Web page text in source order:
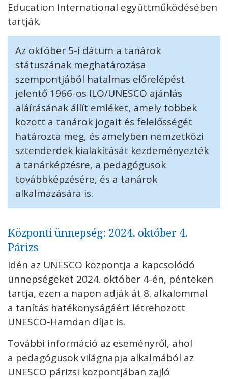
Education International együttműködésében
tartják.
Az október 5-i dátum a tanárok
státuszának meghatározása
szempontjából hatalmas előrelépést
jelentő 1966-os ILO/UNESCO ajánlás
aláírásának állít emléket, amely többek
között a tanárok jogait és felelősségét
határozta meg, és amelyben nemzetközi
sztenderdek kialakítását kezdeményezték
a tanárképzésre, a pedagógusok
továbbképzésére, és a tanárok
alkalmazására is.
Központi ünnepség: 2024. október 4.
Párizs
Idén az UNESCO központja a kapcsolódó
ünnepségeket 2024. október 4-én, pénteken
tartja, ezen a napon adják át 8. alkalommal
a tanítás hatékonyságáért létrehozott
UNESCO-Hamdan díjat is.
További információ az eseményről, ahol
a pedagógusok világnapja alkalmából az
UNESCO párizsi központjában zajló